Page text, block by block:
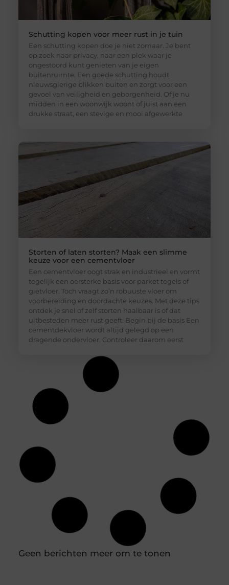
Schutting kopen voor meer rust in je tuin
Een schutting kopen doe je niet zomaar. Je bent
op zoek naar privacy, naar een plek waar je
ongestoord kunt genieten van je eigen
buitenruimte. Een goede schutting houdt
nieuwsgierige blikken buiten en zorgt voor een
gevoel van veiligheid en geborgenheid. Of je nu
midden in een woonwijk woont of juist aan een
drukke straat, een stevige en mooi afgewerkte
Storten of laten storten? Maak een slimme
keuze voor een cementvloer
Een cementvloer oogt strak en industrieel en vormt
tegelijk een oersterke basis voor parket tegels of
gietvloer. Toch vraagt zo’n robuuste vloer om
voorbereiding en doordachte keuzes. Met deze tips
ontdek je snel of zelf storten haalbaar is of dat
uitbesteden meer rust geeft. Begin bij de basis Een
cementdekvloer wordt altijd gelegd op een
dragende ondervloer. Controleer daarom eerst
Duik in de wereld van batterijtechnologie en
Batterijen zijn tegenwoordig niet meer weg te
denken uit ons dagelijks leven. Van je smartphone
tot elektrische auto’s, ze spelen een cruciale rol in
hoe we technologie gebruiken. Maar wat weet je
eigenlijk over de technologie achter deze
energiebronnen? Laten we samen een duik
nemen in de wereld van batterijtechnologie en